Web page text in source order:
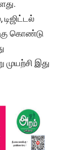
கொண்டு
முயற்சி இது